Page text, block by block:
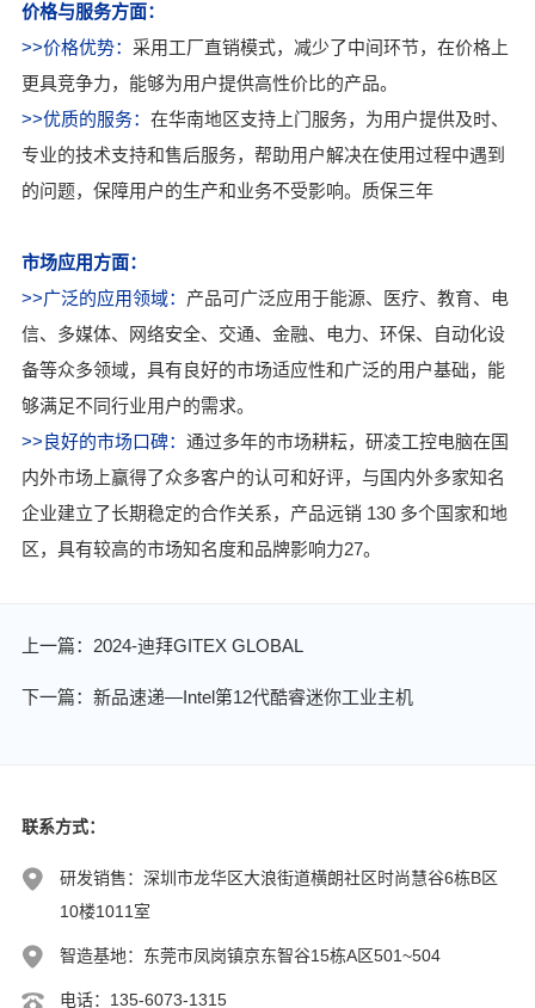
价格与服务方面：
>>价格优势： 采用工厂直销模式，减少了中间环节，在价格上
更具竞争力，能够为用户提供高性价比的产品。
>>优质的服务： 在华南地区支持上门服务，为用户提供及时、
专业的技术支持和售后服务，帮助用户解决在使用过程中遇到
的问题，保障用户的生产和业务不受影响。质保三年
市场应用方面：
>>广泛的应用领域： 产品可广泛应用于能源、医疗、教育、电
信、多媒体、网络安全、交通、金融、电力、环保、自动化设
备等众多领域，具有良好的市场适应性和广泛的用户基础，能
够满足不同行业用户的需求。
>>良好的市场口碑： 通过多年的市场耕耘，研凌工控电脑在国
内外市场上赢得了众多客户的认可和好评，与国内外多家知名
企业建立了长期稳定的合作关系，产品远销 130 多个国家和地
区，具有较高的市场知名度和品牌影响力27。
上一篇：2024-迪拜​GITEX GLOBAL
下一篇：新品速递—Intel第12代酷睿迷你工业主机
联系方式：
研发销售：深圳市龙华区大浪街道横朗社区时尚慧谷6栋B区
10楼1011室
智造基地：东莞市凤岗镇京东智谷15栋A区501~504
电话：135-6073-1315